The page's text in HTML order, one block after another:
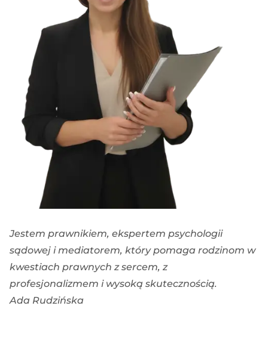
Jestem prawnikiem, ekspertem psychologii
sądowej i mediatorem, który pomaga rodzinom w
kwestiach prawnych z sercem, z
profesjonalizmem i wysoką skutecznością.
Ada Rudzińska